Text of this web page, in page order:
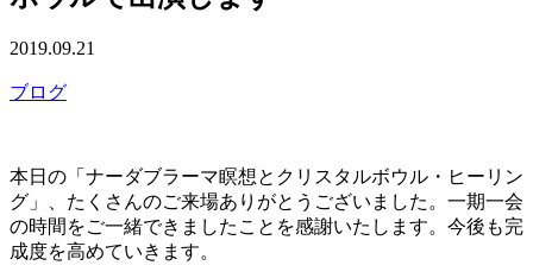
2019.09.21
ブログ
本日の「ナーダブラーマ瞑想とクリスタルボウル・ヒーリン
グ」、たくさんのご来場ありがとうございました。一期一会
の時間をご一緒できましたことを感謝いたします。今後も完
成度を高めていきます。